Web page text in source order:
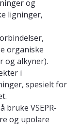
og
ligninger,
organiske
og alkyner).
i
spesielt for
bruke VSEPR-
og upolare